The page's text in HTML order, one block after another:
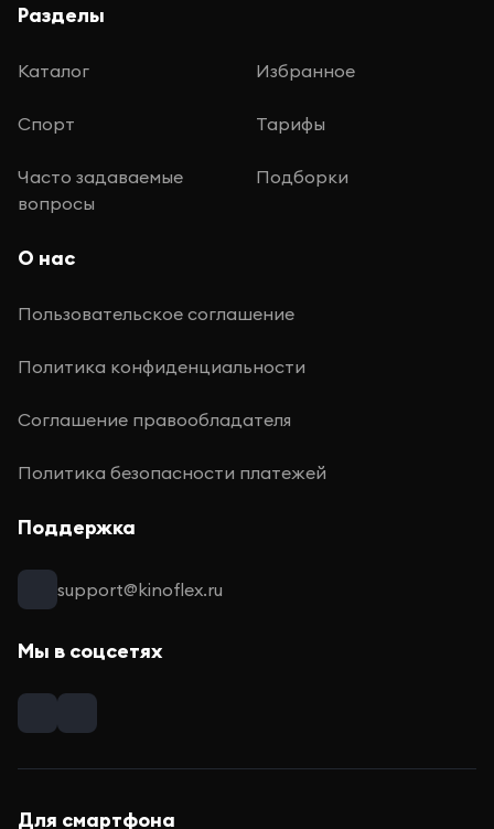
Разделы
Каталог Избранное
Спорт Тарифы
Часто задаваемые
вопросы
Подборки
О нас
Пользовательское соглашение
Политика конфиденциальности
Соглашение правообладателя
Политика безопасности платежей
Поддержка
support@kinoflex.ru
Мы в соцсетях
Для смартфона